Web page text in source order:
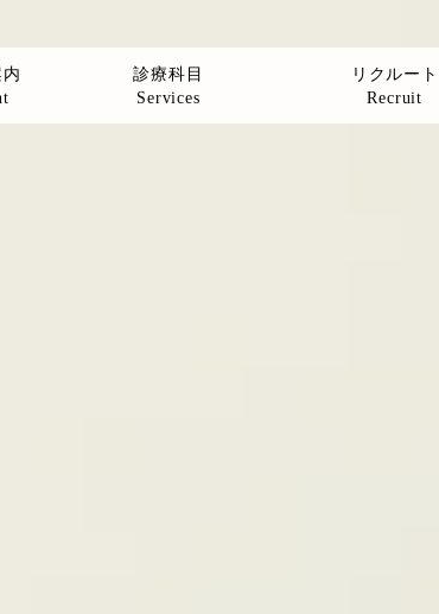
診療科目
Services
リクルート
Recruit